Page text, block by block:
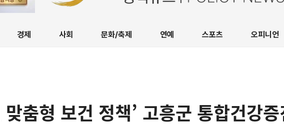
경제 사회 문화/축제 연예 스포츠 오피니언
맞춤형 보건 정책’ 고흥군 통합건강